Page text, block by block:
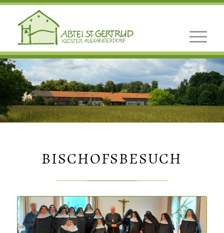
BISCHOFSBESUCH